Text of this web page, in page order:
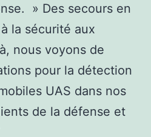
» Des secours en
la sécurité aux
nous voyons de
pour la détection
UAS dans nos
de la défense et